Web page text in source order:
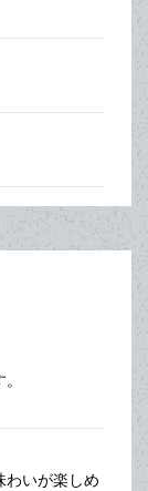
わいが楽しめ